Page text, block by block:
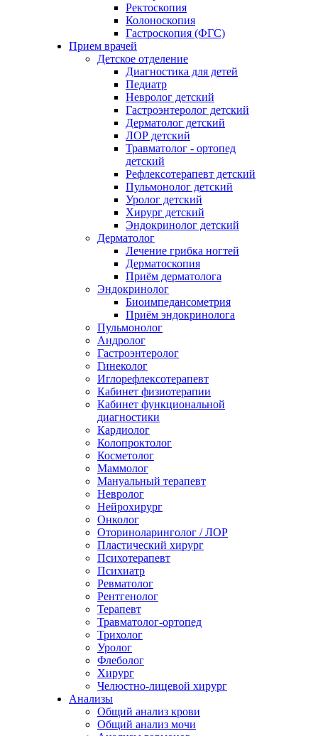
Ректоскопия
Колоноскопия
Гастроскопия (ФГС)
Прием врачей
Детское отделение
Диагностика для детей
Педиатр
Невролог детский
Гастроэнтеролог детский
Дерматолог детский
ЛОР детский
Травматолог - ортопед
детский
Рефлексотерапевт детский
Пульмонолог детский
Уролог детский
Хирург детский
Эндокринолог детский
Дерматолог
Лечение грибка ногтей
Дерматоскопия
Приём дерматолога
Эндокринолог
Биоимпедансометрия
Приём эндокринолога
Пульмонолог
Андролог
Гастроэнтеролог
Гинеколог
Иглорефлексотерапевт
Кабинет физиотерапии
Кабинет функциональной
диагностики
Кардиолог
Колопроктолог
Косметолог
Маммолог
Мануальный терапевт
Невролог
Нейрохирург
Онколог
Оториноларинголог / ЛОР
Пластический хирург
Психотерапевт
Психиатр
Ревматолог
Рентгенолог
Терапевт
Травматолог-ортопед
Трихолог
Уролог
Флеболог
Хирург
Челюстно-лицевой хирург
Анализы
Общий анализ крови
Общий анализ мочи